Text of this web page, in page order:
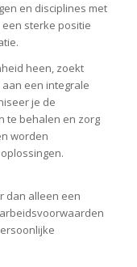
en disciplines met
sterke positie
heen, zoekt
een integrale
je de
te behalen en zorg
worden
dan alleen een